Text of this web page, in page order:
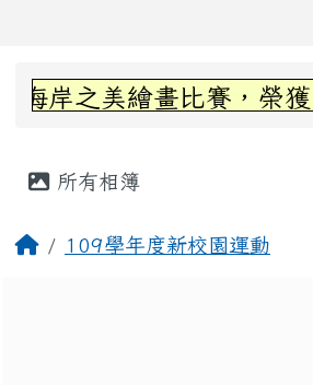
上中區域內容
之美繪畫比賽，榮獲高
所有相簿
回首頁109學年度新校園運動